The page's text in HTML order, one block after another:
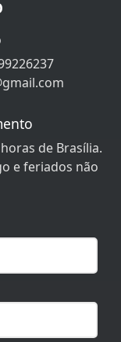
de Brasília.
e feriados não